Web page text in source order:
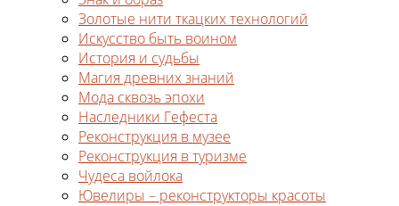
Золотые нити ткацких технологий
Искусство быть воином
История и судьбы
Магия древних знаний
Мода сквозь эпохи
Наследники Гефеста
Реконструкция в музее
Реконструкция в туризме
Чудеса войлока
Ювелиры – реконструкторы красоты